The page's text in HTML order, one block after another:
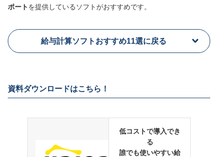
ポートを提供しているソフトがおすすめです。
給与計算ソフトおすすめ11選に戻る
資料ダウンロードはこちら！
低コストで導入でき
る
誰でも使いやすい給